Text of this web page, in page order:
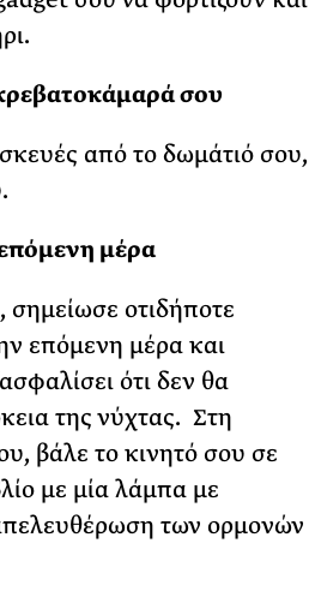
σου
από το δωμάτιό σου,
μέρα
σημείωσε οτιδήποτε
επόμενη μέρα και
ότι δεν θα
της νύχτας. Στη
βάλε το κινητό σου σε
με μία λάμπα με
των ορμονών